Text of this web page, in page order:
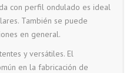
con perfil ondulado es ideal
También se puede
en general.
y versátiles. El
en la fabricación de